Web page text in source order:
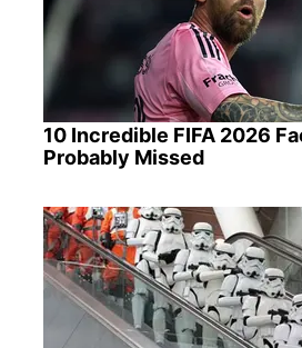
10 Incredible FIFA 2026
Probably Missed